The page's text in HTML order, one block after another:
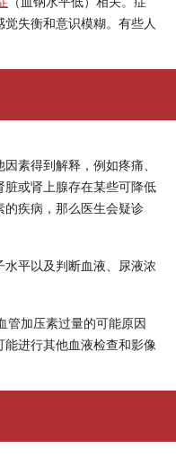
失衡和意识模糊。有些人
素得到解释，例如疼痛、
或肾上腺存在某些可降低
的疾病，那么医生会疑诊
平以及判断血液、尿液浓
管加压素过量的可能原因
能进行其他血液检查和影像